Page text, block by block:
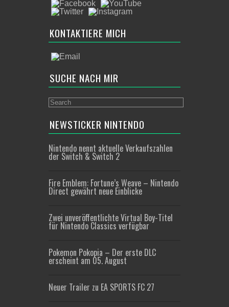
KONTAKTIERE MICH
SUCHE NACH MIR
NEWSTICKER NINTENDO
Nintendo nennt aktuelle Verkaufszahlen
der Switch & Switch 2
Fire Emblem: Fortune’s Weave – Nintendo
Direct gewährt neue Einblicke
Zwei unveröffentlichte Virtual Boy-Titel
für Nintendo Classics verfügbar
Pokemon Pokopia – Der erste DLC
erscheint am 05. August
Neuer Trailer zu EA SPORTS FC 27